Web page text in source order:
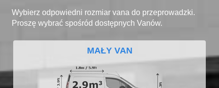
Wybierz odpowiedni rozmiar vana do przeprowadzki.
Proszę wybrać spośród dostępnych Vanów.
MAŁY VAN